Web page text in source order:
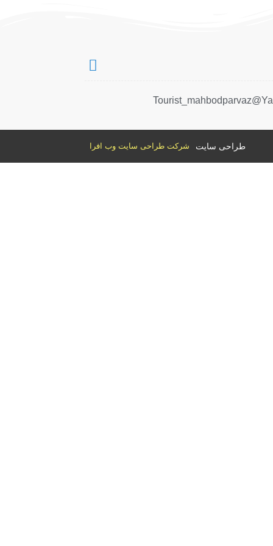
طراحی سایت شرکت طراحی سایت وب افرا